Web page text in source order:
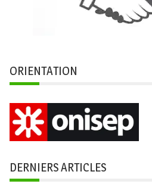
ORIENTATION
DERNIERS ARTICLES